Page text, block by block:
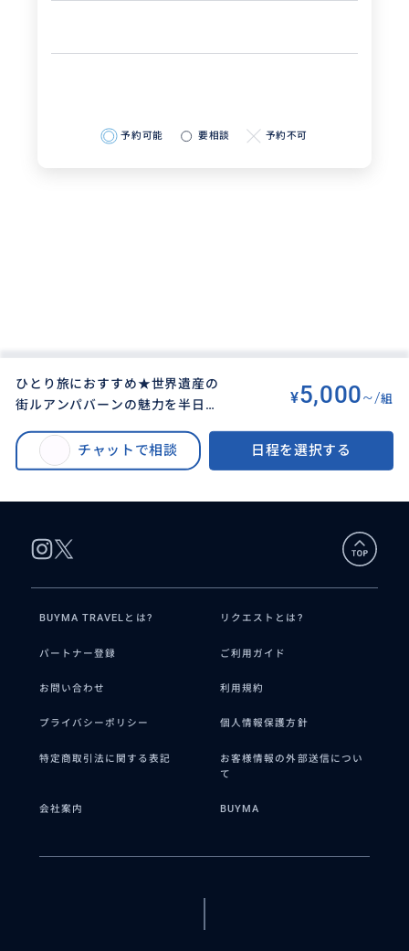
予約可能 要相談 予約不可
ひとり旅におすすめ★世界遺産の
街ルアンパバーンの魅力を半日に
てみたい、知りたい、触れ合いた
い等アレンジ可能です。 日本語対
¥5,000~/組
チャットで相談 日程を選択する
ひとり旅におすすめ★世界遺産の街ルアンパバーンの魅力を半日に凝縮して
ご案内いたします。行ってみたい、知りたい、触れ合いたい等アレンジ可能
です。 日本語対応・お気軽にご相談ください☆
BUYMA TRAVELとは? リクエストとは?
パートナー登録 ご利用ガイド
お問い合わせ 利用規約
プライバシーポリシー 個人情報保護方針
特定商取引法に関する表記
お客様情報の外部送信につい
て
会社案内 BUYMA